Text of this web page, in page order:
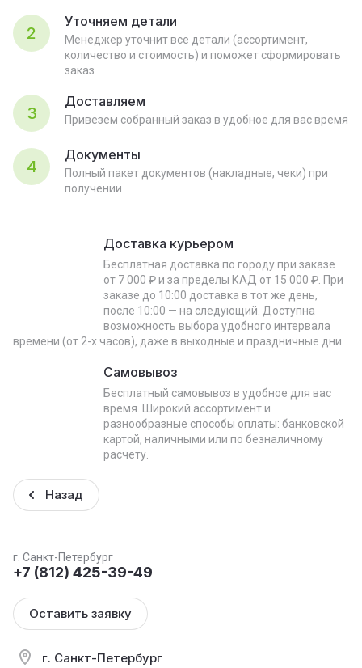
2
Уточняем детали
Менеджер уточнит все детали (ассортимент,
количество и стоимость) и поможет сформировать
заказ
3
Доставляем
Привезем собранный заказ в удобное для вас время
4
Документы
Полный пакет документов (накладные, чеки) при
получении
Доставка курьером
Бесплатная доставка по городу при заказе
от 7 000 ₽ и за пределы КАД от 15 000 ₽. При
заказе до 10:00 доставка в тот же день,
после 10:00 — на следующий. Доступна
возможность выбора удобного интервала
времени (от 2-х часов), даже в выходные и праздничные дни.
Самовывоз
Бесплатный самовывоз в удобное для вас
время. Широкий ассортимент и
разнообразные способы оплаты: банковской
картой, наличными или по безналичному
расчету.
Назад
г. Санкт-Петербург
+7 (812) 425-39-49
Оставить заявку
г. Санкт-Петербург